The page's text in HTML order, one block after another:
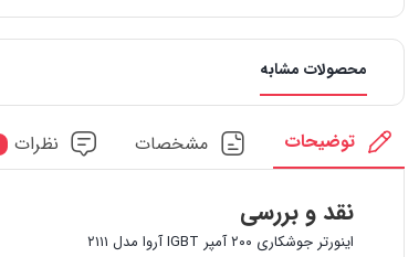
محصولات مشابه
توضیحات مشخصات نظرات
نقد و بررسی
اینورتر جوشکاری ۲۰۰ آمپر IGBT آروا مدل ۲۱۱۱